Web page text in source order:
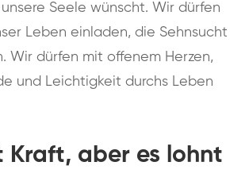
Seele wünscht. Wir dürfen
Leben einladen, die Sehnsucht
Wir dürfen mit offenem Herzen,
und Leichtigkeit durchs Leben
Kraft, aber es lohnt